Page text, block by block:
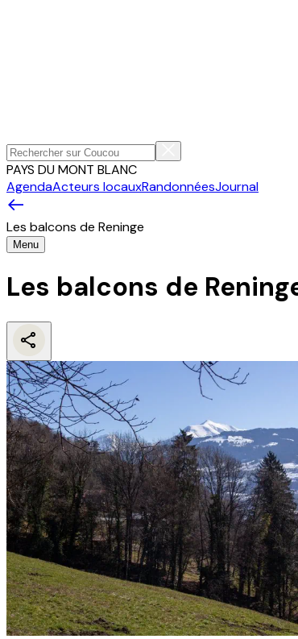
PAYS DU MONT BLANC
AgendaActeurs locauxRandonnéesJournal
Les balcons de Reninge
Menu
Les balcons de